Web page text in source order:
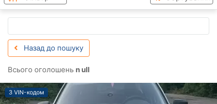
Назад до пошуку
Всього оголошень n ull
З VIN-кодом